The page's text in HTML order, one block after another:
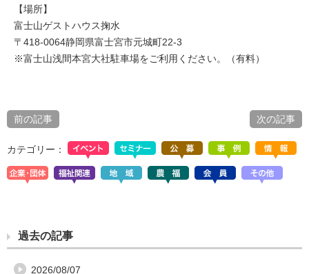
【場所】
富士山ゲストハウス掬水
〒418-0064静岡県富士宮市元城町22-3
※富士山浅間本宮大社駐車場をご利用ください。（有料）
前の記事 次の記事
カテゴリー：
過去の記事
2026/08/07